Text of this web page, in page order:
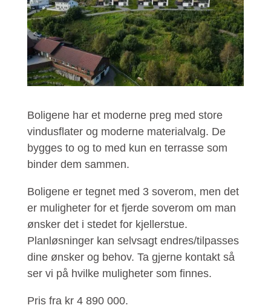
Boligene har et moderne preg med store
vindusflater og moderne materialvalg. De
bygges to og to med kun en terrasse som
binder dem sammen.
Boligene er tegnet med 3 soverom, men det
er muligheter for et fjerde soverom om man
ønsker det i stedet for kjellerstue.
Planløsninger kan selvsagt endres/tilpasses
dine ønsker og behov. Ta gjerne kontakt så
ser vi på hvilke muligheter som finnes.
Pris fra kr 4 890 000.